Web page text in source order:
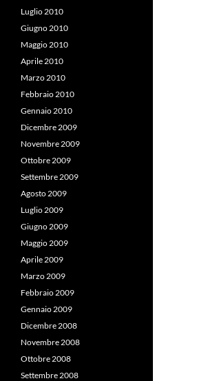
Luglio 2010
Giugno 2010
Maggio 2010
Aprile 2010
Marzo 2010
Febbraio 2010
Gennaio 2010
Dicembre 2009
Novembre 2009
Ottobre 2009
Settembre 2009
Agosto 2009
Luglio 2009
Giugno 2009
Maggio 2009
Aprile 2009
Marzo 2009
Febbraio 2009
Gennaio 2009
Dicembre 2008
Novembre 2008
Ottobre 2008
Settembre 2008